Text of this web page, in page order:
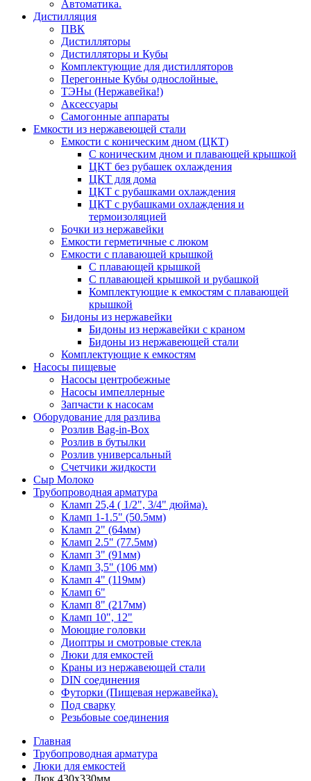
Автоматика.
Дистилляция
ПВК
Дистилляторы
Дистилляторы и Кубы
Комплектующие для дистилляторов
Перегонные Кубы однослойные.
ТЭНы (Нержавейка!)
Аксессуары
Самогонные аппараты
Емкости из нержавеющей стали
Емкости с коническим дном (ЦКТ)
С коническим дном и плавающей крышкой
ЦКТ без рубашек охлаждения
ЦКТ для дома
ЦКТ с рубашками охлаждения
ЦКТ с рубашками охлаждения и
термоизоляцией
Бочки из нержавейки
Емкости герметичные с люком
Емкости с плавающей крышкой
С плавающей крышкой
С плавающей крышкой и рубашкой
Комплектующие к емкостям с плавающей
крышкой
Бидоны из нержавейки
Бидоны из нержавейки с краном
Бидоны из нержавеющей стали
Комплектующие к емкостям
Насосы пищевые
Насосы центробежные
Насосы импеллерные
Запчасти к насосам
Оборудование для разлива
Розлив Bag-in-Box
Розлив в бутылки
Розлив универсальный
Счетчики жидкости
Сыр Молоко
Трубопроводная арматура
Кламп 25,4 ( 1/2", 3/4" дюйма).
Кламп 1-1.5" (50.5мм)
Кламп 2" (64мм)
Кламп 2.5" (77.5мм)
Кламп 3" (91мм)
Кламп 3,5" (106 мм)
Кламп 4" (119мм)
Кламп 6"
Кламп 8" (217мм)
Кламп 10", 12"
Моющие головки
Диоптры и смотровые стекла
Люки для емкостей
Краны из нержавеющей стали
DIN соединения
Футорки (Пищевая нержавейка).
Под сварку
Резьбовые соединения
Главная
Трубопроводная арматура
Люки для емкостей
Люк 430х330мм.